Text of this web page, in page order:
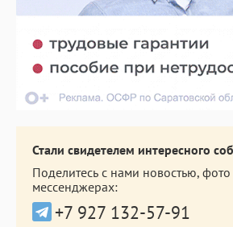
Стали свидетелем интересного
Поделитесь с нами новостью,
мессенджерах:
+7 927 132-57-91